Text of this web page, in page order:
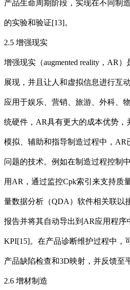
产品生命周期阶段，实现在不同制
的实验和验证[13]。
2.5 增强现实
增强现实（augmented reality，AR
展现，并且让人和虚拟信息进行互
应用于娱乐、营销、旅游、外科、
统硬件，AR具有更大的成本优势，
模拟、辅助和指导制造过程中，AR
问题的技术。例如在制造过程控制
用AR，通过监控Cpk索引来支持质
量数据分析（QDA）软件相关联以
报告并将其自动导出到AR应用程序
KPI[15]。在产品诊断维护过程中，
产品缺陷检查和3D映射，并反馈至
2.6 增材制造